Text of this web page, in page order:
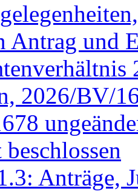
Antrag und
2026/BV/
Anträge,